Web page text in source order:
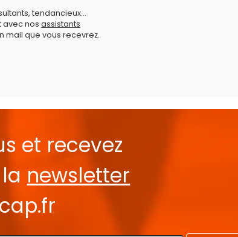
tendancieux...
avec nos assistants
mail que vous recevrez.
et recevez
newsletter